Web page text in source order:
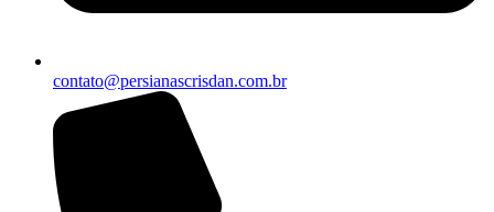
contato@persianascrisdan.com.br